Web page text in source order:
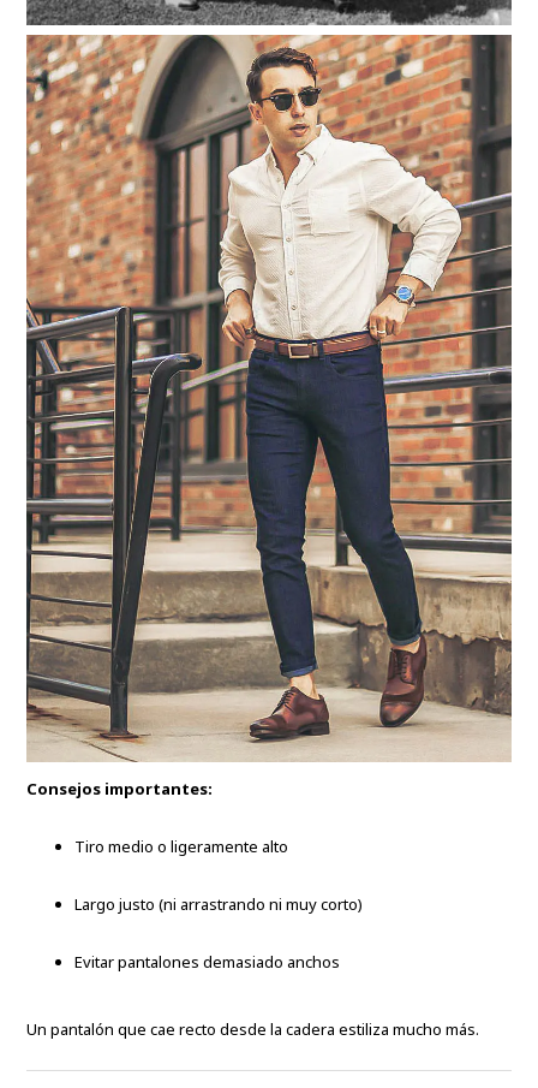
Consejos importantes:
Tiro medio o ligeramente alto
Largo justo (ni arrastrando ni muy corto)
Evitar pantalones demasiado anchos
Un pantalón que cae recto desde la cadera estiliza mucho más.